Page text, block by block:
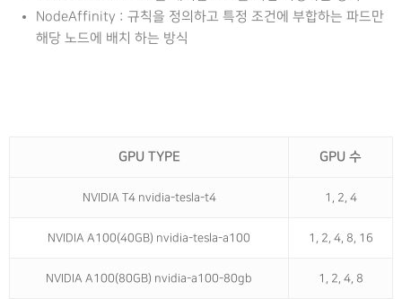
NodeAffinity : 규칙을 정의하고 특정 조건에 부합하는 파드만
해당 노드에 배치 하는 방식
GPU TYPE GPU 수
NVIDIA T4 nvidia-tesla-t4 1, 2, 4
NVIDIA A100(40GB) nvidia-tesla-a100 1, 2, 4, 8, 16
NVIDIA A100(80GB) nvidia-a100-80gb 1, 2, 4, 8